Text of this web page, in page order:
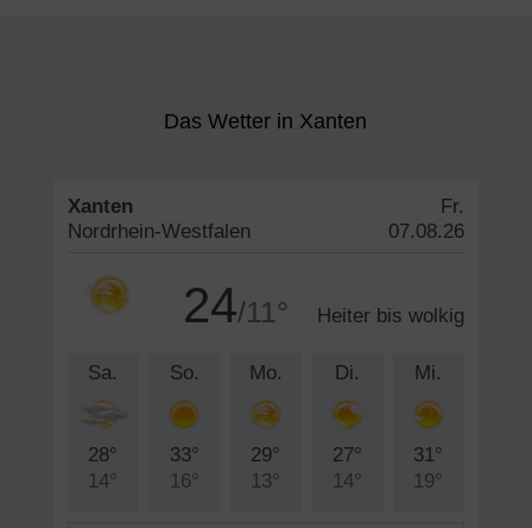
Das Wetter in Xanten